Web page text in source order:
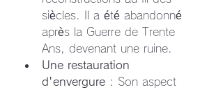
siècles. Il a été abandonné
après la Guerre de Trente
Ans, devenant une ruine.
Une restauration
d'envergure : Son aspect